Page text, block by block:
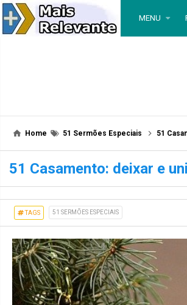
MENU
Home 51 Sermões Especiais 51
51 Casamento: deixar e
TAGS 51 SERMÕES ESPECIAIS